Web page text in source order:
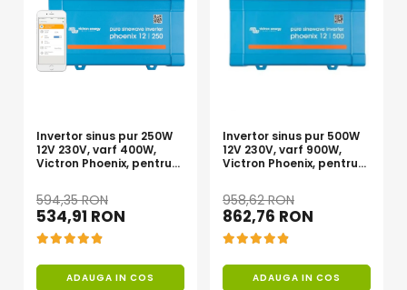
Dimensiuni: 138 x 226 x 155 mm
Parametrii bateriei recomandați:
Tensiune baterie: 12V
Gama de tensiune de încărcare: 13,9 V - 14,5 V (ciclu de
Protecție la tensiune scăzută a bateriei: 9,8 V - 11 V (acid) /
10,6 V - 11 V (LiFePO4)
Curent de încărcare: 3A / 5A / 10A
Invertor sinus pur 250W
12V 230V, varf 400W,
Victron Phoenix, pentru
594,35 RON
534,91 RON
ADAUGA IN COS
Invertor sinus pur 500W
12V 230V, varf 900W,
Victron Phoenix, pentru
958,62 RON
862,76 RON
ADAUGA IN COS